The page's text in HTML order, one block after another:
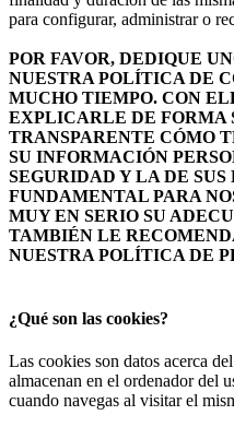
para configurar, administrar o
POR FAVOR, DEDIQUE
NUESTRA POLÍTICA DE
MUCHO TIEMPO. CON
EXPLICARLE DE FORMA
TRANSPARENTE CÓMO
SU INFORMACIÓN
SEGURIDAD Y LA DE SUS
FUNDAMENTAL PARA
MUY EN SERIO SU
TAMBIÉN LE
NUESTRA POLÍTICA DE
¿Qué son las cookies?
Las cookies son datos acerca
almacenan en el ordenador del
cuando navegas al visitar el